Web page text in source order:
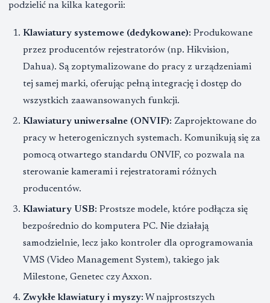
podzielić na kilka kategorii:
Klawiatury systemowe (dedykowane): Produkowane
przez producentów rejestratorów (np. Hikvision,
Dahua). Są zoptymalizowane do pracy z urządzeniami
tej samej marki, oferując pełną integrację i dostęp do
wszystkich zaawansowanych funkcji.
Klawiatury uniwersalne (ONVIF): Zaprojektowane do
pracy w heterogenicznych systemach. Komunikują się za
pomocą otwartego standardu ONVIF, co pozwala na
sterowanie kamerami i rejestratorami różnych
producentów.
Klawiatury USB: Prostsze modele, które podłącza się
bezpośrednio do komputera PC. Nie działają
samodzielnie, lecz jako kontroler dla oprogramowania
VMS (Video Management System), takiego jak
Milestone, Genetec czy Axxon.
Zwykłe klawiatury i myszy: W najprostszych